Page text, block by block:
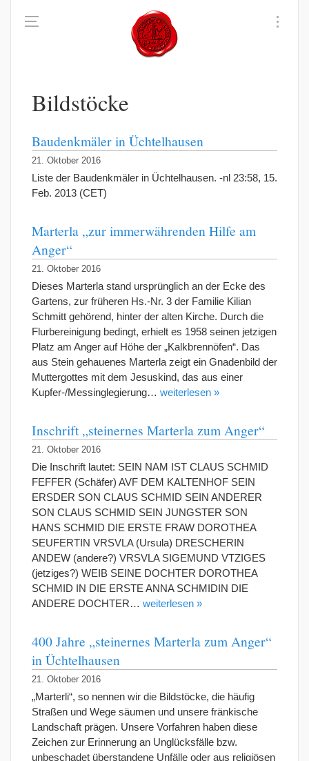
Bildstöcke
Baudenkmäler in Üchtelhausen
21. Oktober 2016
Liste der Baudenkmäler in Üchtelhausen. -nl 23:58, 15.
Feb. 2013 (CET)
Marterla „zur immerwährenden Hilfe am
Anger“
21. Oktober 2016
Dieses Marterla stand ursprünglich an der Ecke des
Gartens, zur früheren Hs.-Nr. 3 der Familie Kilian
Schmitt gehörend, hinter der alten Kirche. Durch die
Flurbereinigung bedingt, erhielt es 1958 seinen jetzigen
Platz am Anger auf Höhe der „Kalkbrennöfen“. Das
aus Stein gehauenes Marterla zeigt ein Gnadenbild der
Muttergottes mit dem Jesuskind, das aus einer
Kupfer-/Messinglegierung… weiterlesen »
Inschrift „steinernes Marterla zum Anger“
21. Oktober 2016
Die Inschrift lautet: SEIN NAM IST CLAUS SCHMID
FEFFER (Schäfer) AVF DEM KALTENHOF SEIN
ERSDER SON CLAUS SCHMID SEIN ANDERER
SON CLAUS SCHMID SEIN JUNGSTER SON
HANS SCHMID DIE ERSTE FRAW DOROTHEA
SEUFERTIN VRSVLA (Ursula) DRESCHERIN
ANDEW (andere?) VRSVLA SIGEMUND VTZIGES
(jetziges?) WEIB SEINE DOCHTER DOROTHEA
SCHMID IN DIE ERSTE ANNA SCHMIDIN DIE
ANDERE DOCHTER… weiterlesen »
400 Jahre „steinernes Marterla zum Anger“
in Üchtelhausen
21. Oktober 2016
„Marterli“, so nennen wir die Bildstöcke, die häufig
Straßen und Wege säumen und unsere fränkische
Landschaft prägen. Unsere Vorfahren haben diese
Zeichen zur Erinnerung an Unglücksfälle bzw.
unbeschadet überstandene Unfälle oder aus religiösen